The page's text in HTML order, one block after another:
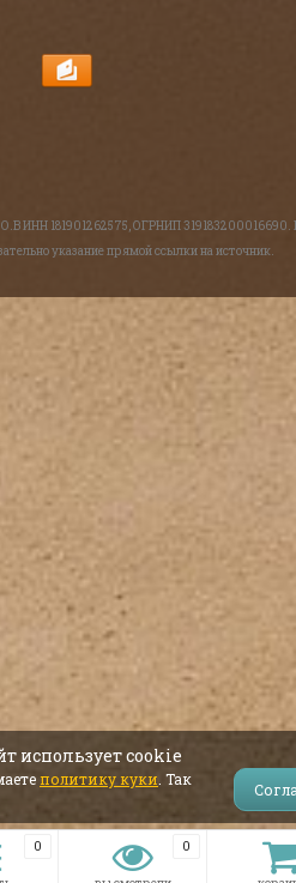
ИНН 181901262575, ОГРНИП 319183200016690.
указание прямой ссылки на источник.
0 0
использует cookie
политику куки . Так